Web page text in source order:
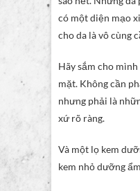
có một diện mạo
cho da là vô cùng
Hãy sắm cho
mặt. Không cần
nhưng phải là
xứ rõ ràng.
Và một lọ kem
kem nhỏ dưỡng